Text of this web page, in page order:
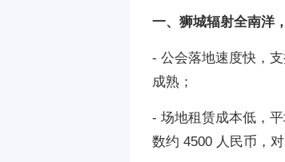
一、狮城辐射全南洋
- 公会落地速度快，
成熟；
- 场地租赁成本低，
数约 4500 人民币，